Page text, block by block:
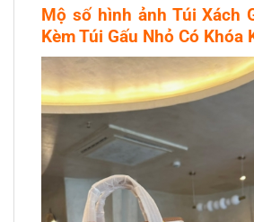
Mộ số hình ảnh Túi Xách
Kèm Túi Gấu Nhỏ Có Khóa